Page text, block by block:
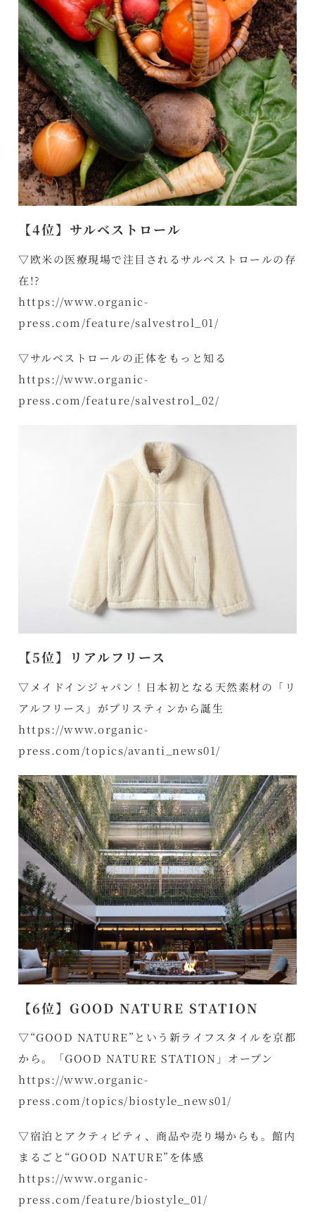
【4位】サルベストロール
▽欧米の医療現場で注目されるサルベストロールの存
在!?
https://www.organic-
press.com/feature/salvestrol_01/
▽サルベストロールの正体をもっと知る
https://www.organic-
press.com/feature/salvestrol_02/
【5位】リアルフリース
▽メイドインジャパン！日本初となる天然素材の「リ
アルフリース」がプリスティンから誕生
https://www.organic-
press.com/topics/avanti_news01/
【6位】GOOD NATURE STATION
▽“GOOD NATURE”という新ライフスタイルを京都
から。「GOOD NATURE STATION」オープン
https://www.organic-
press.com/topics/biostyle_news01/
▽宿泊とアクティビティ、商品や売り場からも。館内
まるごと“GOOD NATURE”を体感
https://www.organic-
press.com/feature/biostyle_01/